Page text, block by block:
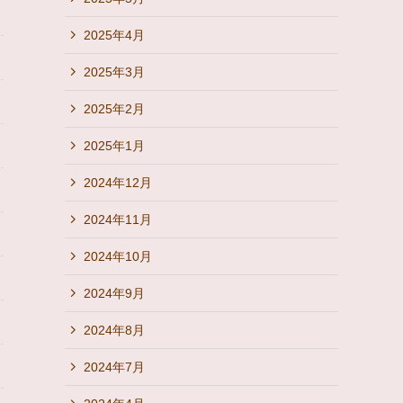
2025年4月
2025年3月
2025年2月
2025年1月
2024年12月
2024年11月
2024年10月
2024年9月
2024年8月
2024年7月